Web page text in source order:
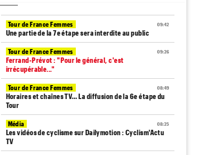
09:42
Tour de France Femmes
Une partie de la 7e étape sera interdite au public
09:26
Tour de France Femmes
Ferrand-Prévot : "Pour le général, c'est
irrécupérable..."
08:49
Tour de France Femmes
Horaires et chaînes TV… La diffusion de la 6e étape du
Tour
08:25
Média
Les vidéos de cyclisme sur Dailymotion : Cyclism'Actu
TV